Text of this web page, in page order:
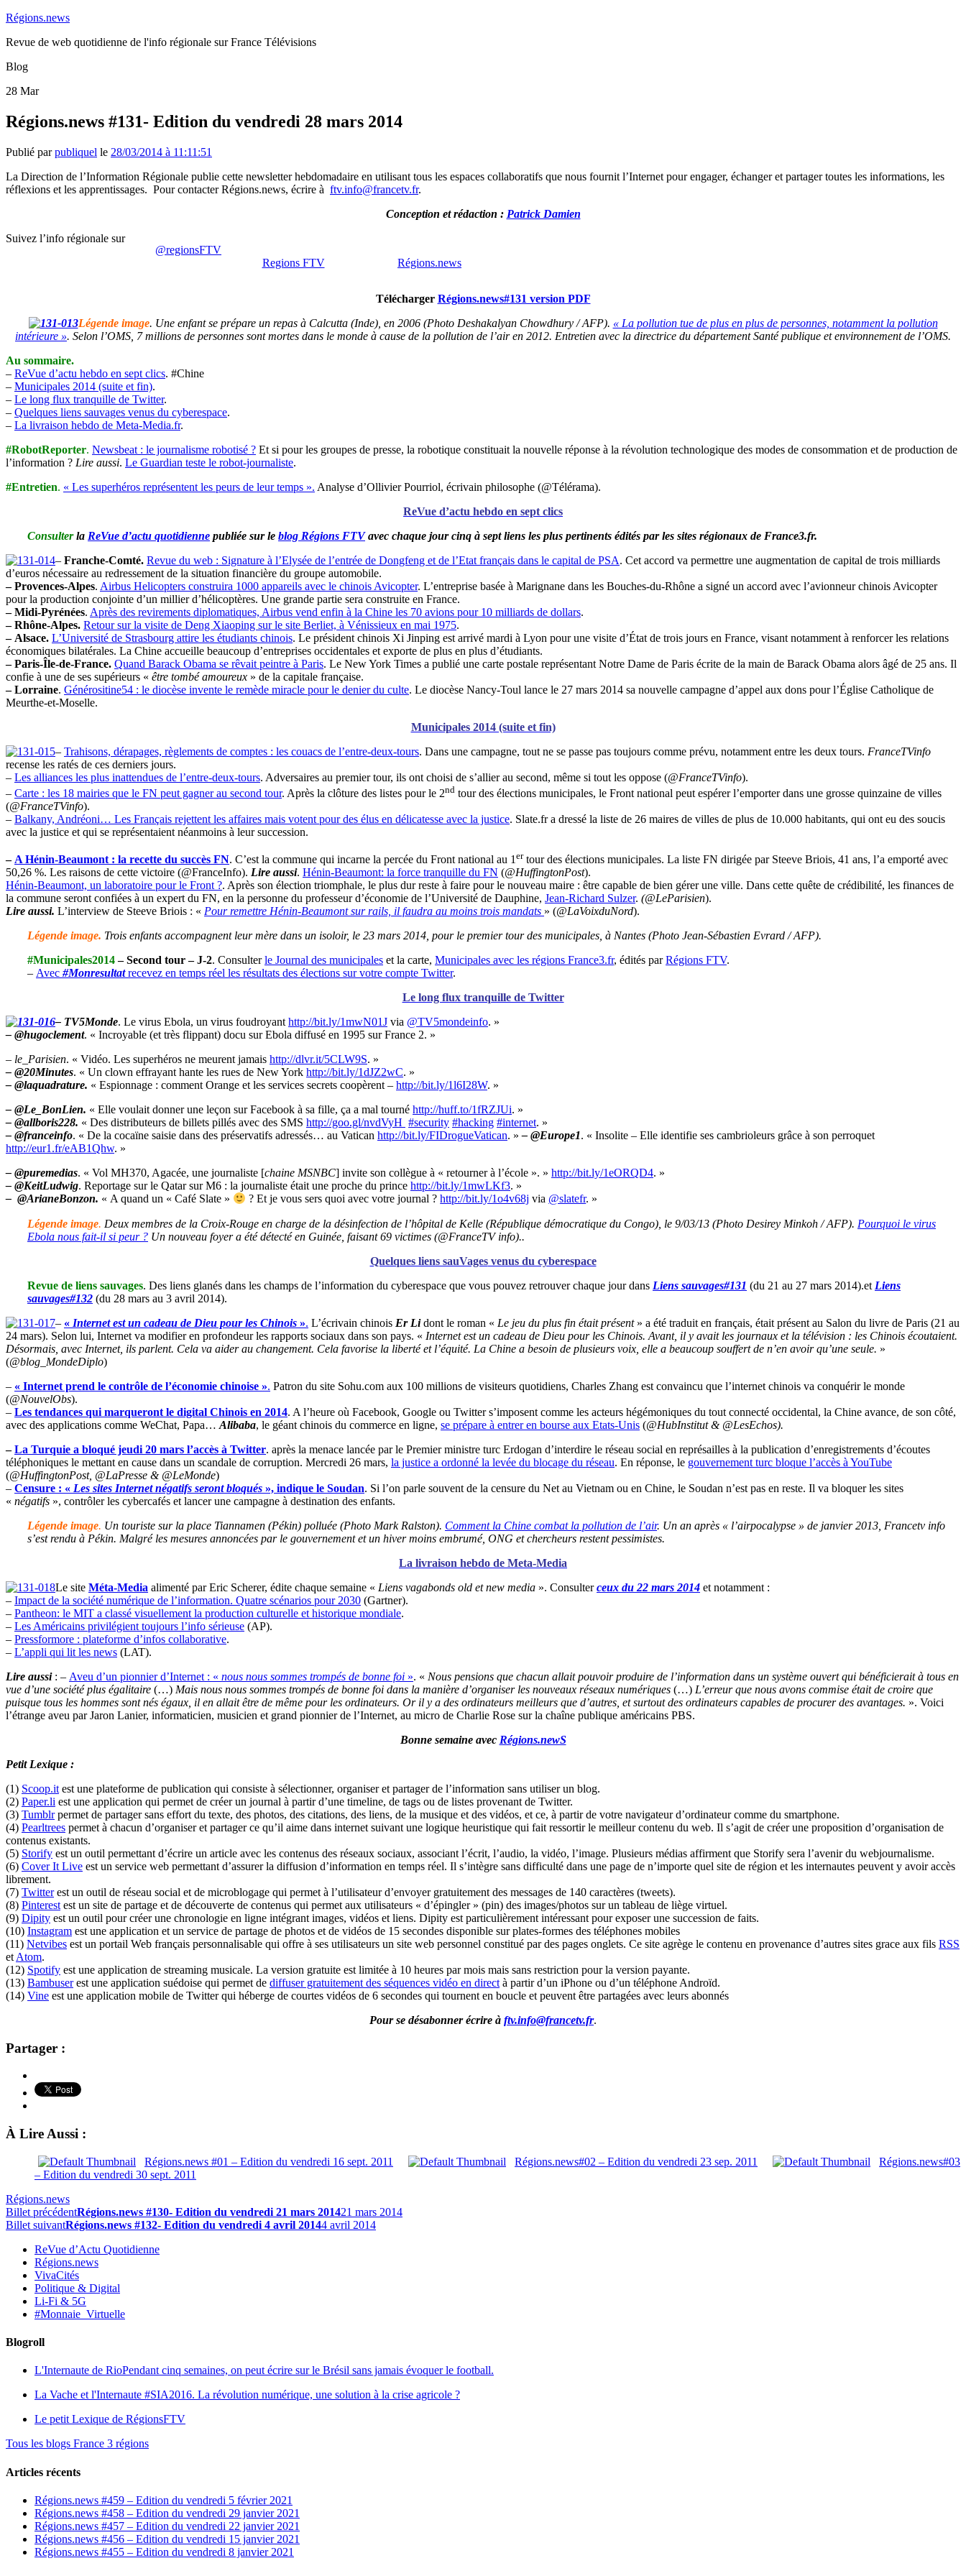
Régions.news
Revue de web quotidienne de l'info régionale sur France Télévisions
Blog
28 Mar
Régions.news #131- Edition du vendredi 28 mars 2014
Publié parpubliquel le 28/03/2014 à 11:11:51
La Direction de l’Information Régionale publie cette newsletter hebdomadaire en utilisant tous les espaces collaboratifs que nous fournit l’Internet pour engager, échanger et partager toutes les informations, les
réflexions et les apprentissages. Pour contacter Régions.news, écrire à ftv.info@francetv.fr.
Conception et rédaction : Patrick Damien
Suivez l’info régionale sur
@regionsFTV
Regions FTV
Régions.news
Télécharger Régions.news#131 version PDF
Légende image. Une enfant se prépare un repas à Calcutta (Inde), en 2006 (Photo Deshakalyan Chowdhury / AFP). « La pollution tue de plus en plus de personnes, notamment la pollution
intérieure ». Selon l’OMS, 7 millions de personnes sont mortes dans le monde à cause de la pollution de l’air en 2012. Entretien avec la directrice du département Santé publique et environnement de l’OMS.
Au sommaire.
– ReVue d’actu hebdo en sept clics. #Chine
– Municipales 2014 (suite et fin).
– Le long flux tranquille de Twitter.
– Quelques liens sauvages venus du cyberespace.
– La livraison hebdo de Meta-Media.fr.
#RobotReporter. Newsbeat : le journalisme robotisé ? Et si pour les groupes de presse, la robotique constituait la nouvelle réponse à la révolution technologique des modes de consommation et de production de
l’information ? Lire aussi. Le Guardian teste le robot-journaliste.
#Entretien. « Les superhéros représentent les peurs de leur temps ». Analyse d’Ollivier Pourriol, écrivain philosophe (@Télérama).
ReVue d’actu hebdo en sept clics
Consulterla ReVue d’actu quotidienne publiée sur le blog Régions FTVavec chaque jour cinq à sept liens les plus pertinents édités par les sites régionaux de France3.fr.
– Franche-Comté. Revue du web : Signature à l’Elysée de l’entrée de Dongfeng et de l’Etat français dans le capital de PSA. Cet accord va permettre une augmentation de capital de trois milliards
d’euros nécessaire au redressement de la situation financière du groupe automobile.
– Provences-Alpes. Airbus Helicopters construira 1000 appareils avec le chinois Avicopter. L’entreprise basée à Marignane dans les Bouches-du-Rhône a signé un accord avec l’avionneur chinois Avicopter
pour la production conjointe d’un millier d’hélicoptères. Une grande partie sera construite en France.
– Midi-Pyrénées. Après des revirements diplomatiques, Airbus vend enfin à la Chine les 70 avions pour 10 milliards de dollars.
– Rhône-Alpes. Retour sur la visite de Deng Xiaoping sur le site Berliet, à Vénissieux en mai 1975.
– Alsace. L’Université de Strasbourg attire les étudiants chinois. Le président chinois Xi Jinping est arrivé mardi à Lyon pour une visite d’État de trois jours en France, visant notamment à renforcer les relations
économiques bilatérales. La Chine accueille beaucoup d’entreprises occidentales et exporte de plus en plus d’étudiants.
– Paris-Île-de-France. Quand Barack Obama se rêvait peintre à Paris. Le New York Times a publié une carte postale représentant Notre Dame de Paris écrite de la main de Barack Obama alors âgé de 25 ans. Il
confie à une de ses supérieurs « être tombé amoureux » de la capitale française.
– Lorraine. Générositine54 : le diocèse invente le remède miracle pour le denier du culte. Le diocèse Nancy-Toul lance le 27 mars 2014 sa nouvelle campagne d’appel aux dons pour l’Église Catholique de
Meurthe-et-Moselle.
Municipales 2014 (suite et fin)
– Trahisons, dérapages, règlements de comptes : les couacs de l’entre-deux-tours. Dans une campagne, tout ne se passe pas toujours comme prévu, notamment entre les deux tours. FranceTVinfo
recense les ratés de ces derniers jours.
– Les alliances les plus inattendues de l’entre-deux-tours. Adversaires au premier tour, ils ont choisi de s’allier au second, même si tout les oppose (@FranceTVinfo).
– Carte : les 18 mairies que le FN peut gagner au second tour. Après la clôture des listes pour le 2nd tour des élections municipales, le Front national peut espérer l’emporter dans une grosse quinzaine de villes
(@FranceTVinfo).
– Balkany, Andréoni… Les Français rejettent les affaires mais votent pour des élus en délicatesse avec la justice. Slate.fr a dressé la liste de 26 maires de villes de plus de 10.000 habitants, qui ont eu des soucis
avec la justice et qui se représentaient néanmoins à leur succession.
–A Hénin-Beaumont : la recette du succès FN. C’est la commune qui incarne la percée du Front national au 1ertour des élections municipales. La liste FN dirigée par Steeve Briois, 41 ans, l’a emporté avec
50,26 %. Les raisons de cette victoire (@FranceInfo). Lire aussi. Hénin-Beaumont: la force tranquille du FN (@HuffingtonPost).
Hénin-Beaumont, un laboratoire pour le Front ?. Après son élection triomphale, le plus dur reste à faire pour le nouveau maire : être capable de bien gérer une ville. Dans cette quête de crédibilité, les finances de
la commune seront confiées à un expert du FN, en la personne du professeur d’économie de l’Université de Dauphine, Jean-Richard Sulzer. (@LeParisien).
Lire aussi. L’interview de Steeve Briois : « Pour remettre Hénin-Beaumont sur rails, il faudra au moins trois mandats » (@LaVoixduNord).
Légende image. Trois enfants accompagnent leur mère dans un isoloir, le 23 mars 2014, pour le premier tour des municipales, à Nantes (Photo Jean-Sébastien Evrard / AFP).
#Municipales2014– Second tour – J-2. Consulterle Journal des municipales et la carte, Municipales avec les régions France3.fr, édités parRégions FTV.
– Avec #Monresultatrecevez en temps réel les résultats des élections sur votre compte Twitter.
Le long flux tranquille de Twitter
– TV5Monde. Le virus Ebola, un virus foudroyanthttp://bit.ly/1mwN01J via @TV5mondeinfo. »
– @hugoclement. « Incroyable (et très flippant) docu sur Ebola diffusé en 1995 sur France 2. »
– le_Parisien. « Vidéo. Les superhéros ne meurent jamais http://dlvr.it/5CLW9S. »
– @20Minutes. « Un clown effrayant hante les rues de New York http://bit.ly/1dJZ2wC. »
– @laquadrature. « Espionnage : comment Orange et les services secrets coopèrent – http://bit.ly/1l6I28W. »
– @Le_BonLien. « Elle voulait donner une leçon sur Facebook à sa fille, ça a mal tourné http://huff.to/1fRZJUi. »
– @allboris228. « Des distributeurs de billets pillés avec des SMS http://goo.gl/nvdVyH #security #hacking #internet. »
– ‏@franceinfo. « De la cocaïne saisie dans des préservatifs adressés… au Vatican http://bit.ly/FIDrogueVatican. » – @Europe1. « Insolite – Elle identifie ses cambrioleurs grâce à son perroquet
http://eur1.fr/eAB1Qhw. »
– @puremedias. « Vol MH370, Agacée, une journaliste [chaine MSNBC] invite son collègue à « retourner à l’école ». » http://bit.ly/1eORQD4. »
– @KeitLudwig. Reportage sur le Qatar sur M6 : la journaliste était une proche du prince http://bit.ly/1mwLKf3. »
– ‏@ArianeBonzon. « A quand un « Café Slate » ? Et je vous sers quoi avec votre journal ?http://bit.ly/1o4v68j via @slatefr. »
Légende image. Deux membres de la Croix-Rouge en charge de la désinfection de l’hôpital de Kelle (République démocratique du Congo), le 9/03/13 (Photo Desirey Minkoh / AFP). Pourquoi le virus
Ebola nous fait-il si peur ? Un nouveau foyer a été détecté en Guinée, faisant 69 victimes (@FranceTV info)..
Quelques liens sauVagesvenus du cyberespace
Revue de liens sauvages. Des liens glanés dans les champs de l’information du cyberespace que vous pouvez retrouver chaque jour dans Liens sauvages#131 (du 21 au 27 mars 2014).et Liens
sauvages#132 (du 28 mars au 3 avril 2014).
– « Internet est un cadeau de Dieu pour les Chinois ». L’écrivain chinois Er Lidont le roman « Le jeu du plus fin était présent» a été traduit en français, était présent au Salon du livre de Paris (21 au
24 mars). Selon lui, Internet va modifier en profondeur les rapports sociaux dans son pays. « Internet est un cadeau de Dieu pour les Chinois. Avant, il y avait les journaux et la télévision : les Chinois écoutaient.
Désormais, avec Internet, ils parlent. Cela va aider au changement. Cela favorise la liberté et l’équité. La Chine a besoin de plusieurs voix, elle a beaucoup souffert de n’en avoir qu’une seule. »
(@blog_MondeDiplo)
– « Internet prend le contrôle de l’économie chinoise ». Patron du site Sohu.com aux 100 millions de visiteurs quotidiens, Charles Zhang est convaincu que l’internet chinois va conquérir le monde
(@NouvelObs).
– Les tendances qui marqueront le digital Chinois en 2014. A l’heure où Facebook, Google ou Twitter s’imposent comme les acteurs hégémoniques du tout connecté occidental, la Chine avance, de son côté,
avec des applications comme WeChat, Papa… Alibaba, le géant chinois du commerce en ligne, se prépare à entrer en bourse aux Etats-Unis (@HubInstitut & @LesEchos).
–La Turquie a bloqué jeudi 20 mars l’accès à Twitter. après la menace lancée par le Premier ministre turc Erdogan d’interdire le réseau social en représailles à la publication d’enregistrements d’écoutes
téléphoniques le mettant en cause dans un scandale de corruption. Mercredi 26 mars, la justice a ordonné la levée du blocage du réseau. En réponse, le gouvernement turc bloque l’accès à YouTube
(@HuffingtonPost, @LaPresse & @LeMonde)
– Censure : « Les sites Internet négatifs seront bloqués », indique le Soudan. Si l’on parle souvent de la censure du Net au Vietnam ou en Chine, le Soudan n’est pas en reste. Il va bloquer les sites
« négatifs », contrôler les cybercafés et lancer une campagne à destination des enfants.
Légende image. Un touriste sur la place Tiannamen (Pékin) polluée (Photo Mark Ralston). Comment la Chine combat la pollution de l’air. Un an après « l’airpocalypse » de janvier 2013, Francetv info
s’est rendu à Pékin. Malgré les mesures annoncées par le gouvernement et un hiver moins embrumé, ONG et chercheurs restent pessimistes.
La livraison hebdo de Meta-Media
Le site Méta-Media alimenté par Eric Scherer, édite chaque semaine « Liens vagabonds old et new media ». Consulter ceux du 22 mars 2014 et notamment :
– Impact de la société numérique de l’information. Quatre scénarios pour 2030 (Gartner).
– Pantheon: le MIT a classé visuellement la production culturelle et historique mondiale.
– Les Américains privilégient toujours l’info sérieuse (AP).
– Pressformore : plateforme d’infos collaborative.
– L’appli qui lit les news (LAT).
Lire aussi: – Aveu d’un pionnier d’Internet : « nous nous sommes trompés de bonne foi ». « Nous pensions que chacun allait pouvoir produire de l’information dans un système ouvert qui bénéficierait à tous en
vue d’une société plus égalitaire (…) Mais nous nous sommes trompés de bonne foi dans la manière d’organiser les nouveaux réseaux numériques (…) L’erreur que nous avons commise était de croire que
puisque tous les hommes sont nés égaux, il en allait être de même pour les ordinateurs. Or il y a des ordinateurs meilleurs que d’autres, et surtout des ordinateurs capables de procurer des avantages. ». Voici
l’étrange aveu par Jaron Lanier, informaticien, musicien et grand pionnier de l’Internet, au micro de Charlie Rose sur la chaîne publique américains PBS.
Bonne semaine avec Régions.newS
Petit Lexique :
(1) Scoop.it est une plateforme de publication qui consiste à sélectionner, organiser et partager de l’information sans utiliser un blog.
(2) Paper.li est une application qui permet de créer un journal à partir d’une timeline, de tags ou de listes provenant de Twitter.
(3) Tumblrpermet de partager sans effort du texte, des photos, des citations, des liens, de la musique et des vidéos, et ce, à partir de votre navigateur d’ordinateur comme du smartphone.
(4) Pearltrees permet à chacun d’organiser et partager ce qu’il aime dans internet suivant une logique heuristique qui fait ressortir le meilleur contenu du web. Il s’agit de créer une proposition d’organisation de
contenus existants.
(5) Storify est un outil permettant d’écrire un article avec les contenus des réseaux sociaux, associant l’écrit, l’audio, la vidéo, l’image. Plusieurs médias affirment que Storify sera l’avenir du webjournalisme.
(6) Cover It Live est un service web permettant d’assurer la diffusion d’information en temps réel. Il s’intègre sans difficulté dans une page de n’importe quel site de région et les internautes peuvent y avoir accès
librement.
(7) Twitterest un outil de réseau social et de microblogage qui permet à l’utilisateur d’envoyer gratuitement des messages de 140 caractères (tweets).
(8) Pinterest est un site de partage et de découverte de contenus qui permet aux utilisateurs « d’épingler » (pin) des images/photos sur un tableau de liège virtuel.
(9) Dipity est un outil pour créer une chronologie en ligne intégrant images, vidéos et liens. Dipity est particulièrement intéressant pour exposer une succession de faits.
(10) Instagram est une application et un service de partage de photos et de vidéos de 15 secondes disponible sur plates-formes des téléphones mobiles
(11) Netvibes est un portail Web français personnalisable qui offre à ses utilisateurs un site web personnel constitué par des pages onglets. Ce site agrège le contenu en provenance d’autres sites grace aux fils RSS
et Atom.
(12) Spotify est une application de streaming musicale. La version gratuite est limitée à 10 heures par mois mais sans restriction pour la version payante.
(13) Bambuserest une application suédoise qui permet de diffuser gratuitement des séquences vidéo en direct à partir d’un iPhone ou d’un téléphone Androïd.
(14) Vine est une application mobile de Twitter qui héberge de courtes vidéos de 6 secondes qui tournent en boucle et peuvent être partagées avec leurs abonnés
Pour se désabonner écrire à ftv.info@francetv.fr.
Partager :
À Lire Aussi :
Régions.news #01 – Edition du vendredi 16 sept. 2011 Régions.news#02 – Edition du vendredi 23 sep. 2011
Régions.news#03
– Edition du vendredi 30 sept. 2011
Régions.news
Billet précédentRégions.news #130- Edition du vendredi 21 mars 201421 mars 2014
Billet suivantRégions.news #132- Edition du vendredi 4 avril 20144 avril 2014
ReVue d’Actu Quotidienne
Régions.news
VivaCités
Politique & Digital
Li-Fi & 5G
#Monnaie_Virtuelle
Blogroll
L'Internaute de RioPendant cinq semaines, on peut écrire sur le Brésil sans jamais évoquer le football.
La Vache et l'Internaute #SIA2016. La révolution numérique, une solution à la crise agricole ?
Le petit Lexique de RégionsFTV
Tous les blogs France 3 régions
Articles récents
Régions.news #459 – Edition du vendredi 5 février 2021
Régions.news #458 – Edition du vendredi 29 janvier 2021
Régions.news #457 – Edition du vendredi 22 janvier 2021
Régions.news #456 – Edition du vendredi 15 janvier 2021
Régions.news #455 – Edition du vendredi 8 janvier 2021